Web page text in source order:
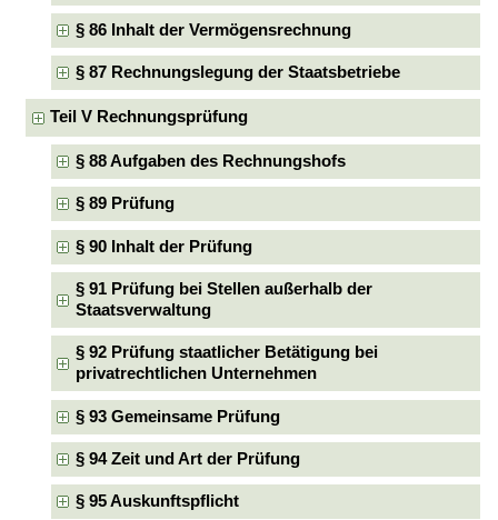
§ 86 Inhalt der Vermögensrechnung
§ 87 Rechnungslegung der Staatsbetriebe
Teil V Rechnungsprüfung
§ 88 Aufgaben des Rechnungshofs
§ 89 Prüfung
§ 90 Inhalt der Prüfung
§ 91 Prüfung bei Stellen außerhalb der
Staatsverwaltung
§ 92 Prüfung staatlicher Betätigung bei
privatrechtlichen Unternehmen
§ 93 Gemeinsame Prüfung
§ 94 Zeit und Art der Prüfung
§ 95 Auskunftspflicht